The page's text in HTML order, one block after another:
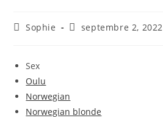
Sophie septembre 2, 2022
Sex
Oulu
Norwegian
Norwegian blonde